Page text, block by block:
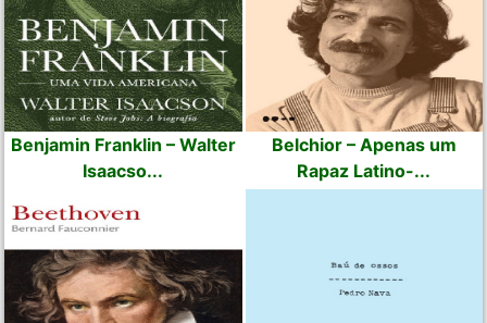
Benjamin Franklin – Walter
Isaacso...
Belchior – Apenas um
Rapaz Latino-...